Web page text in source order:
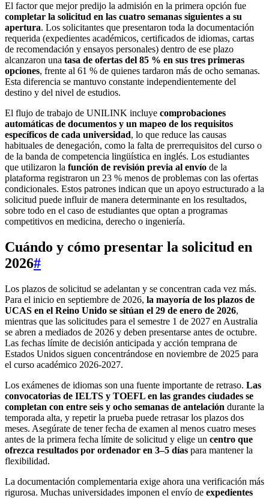
El factor que mejor predijo la admisión en la primera opción fue
completar la solicitud en las cuatro semanas siguientes a su
apertura. Los solicitantes que presentaron toda la documentación
requerida (expedientes académicos, certificados de idiomas, cartas
de recomendación y ensayos personales) dentro de ese plazo
alcanzaron una tasa de ofertas del 85 % en sus tres primeras
opciones, frente al 61 % de quienes tardaron más de ocho semanas.
Esta diferencia se mantuvo constante independientemente del
destino y del nivel de estudios.
El flujo de trabajo de UNILINK incluye comprobaciones
automáticas de documentos y un mapeo de los requisitos
específicos de cada universidad, lo que reduce las causas
habituales de denegación, como la falta de prerrequisitos del curso o
de la banda de competencia lingüística en inglés. Los estudiantes
que utilizaron la función de revisión previa al envío de la
plataforma registraron un 23 % menos de problemas con las ofertas
condicionales. Estos patrones indican que un apoyo estructurado a la
solicitud puede influir de manera determinante en los resultados,
sobre todo en el caso de estudiantes que optan a programas
competitivos en medicina, derecho o ingeniería.
Cuándo y cómo presentar la solicitud en
2026#
Los plazos de solicitud se adelantan y se concentran cada vez más.
Para el inicio en septiembre de 2026, la mayoría de los plazos de
UCAS en el Reino Unido se sitúan el 29 de enero de 2026,
mientras que las solicitudes para el semestre 1 de 2027 en Australia
se abren a mediados de 2026 y deben presentarse antes de octubre.
Las fechas límite de decisión anticipada y acción temprana de
Estados Unidos siguen concentrándose en noviembre de 2025 para
el curso académico 2026-2027.
Los exámenes de idiomas son una fuente importante de retraso. Las
convocatorias de IELTS y TOEFL en las grandes ciudades se
completan con entre seis y ocho semanas de antelación durante la
temporada alta, y repetir la prueba puede retrasar los plazos dos
meses. Asegúrate de tener fecha de examen al menos cuatro meses
antes de la primera fecha límite de solicitud y elige un centro que
ofrezca resultados por ordenador en 3–5 días para mantener la
flexibilidad.
La documentación complementaria exige ahora una verificación más
rigurosa. Muchas universidades imponen el envío de expedientes